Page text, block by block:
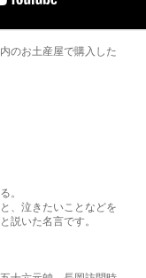
のお土産屋で購入した
。
、泣きたいことなどを
説いた名言です。